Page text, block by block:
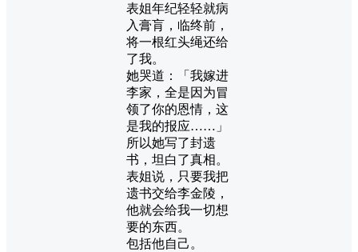
表姐年纪轻轻就病
入膏肓，临终前，
将一根红头绳还给
了我。
她哭道：「我嫁进
李家，全是因为冒
领了你的恩情，这
是我的报应……」
所以她写了封遗
书，坦白了真相。
表姐说，只要我把
遗书交给李金陵，
他就会给我一切想
要的东西。
包括他自己。